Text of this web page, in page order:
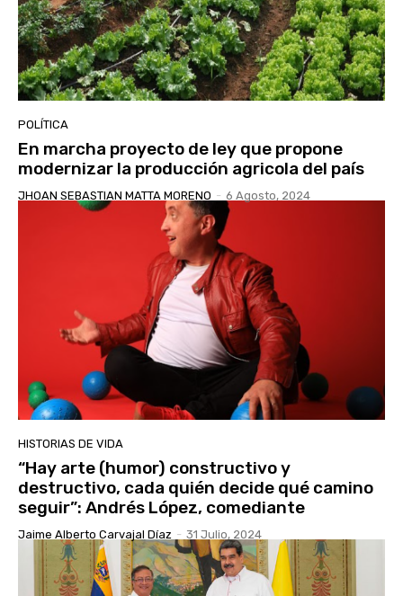
POLÍTICA
En marcha proyecto de ley que propone
modernizar la producción agricola del país
JHOAN SEBASTIAN MATTA MORENO - 6 Agosto, 2024
HISTORIAS DE VIDA
“Hay arte (humor) constructivo y
destructivo, cada quién decide qué camino
seguir”: Andrés López, comediante
Jaime Alberto Carvajal Díaz - 31 Julio, 2024